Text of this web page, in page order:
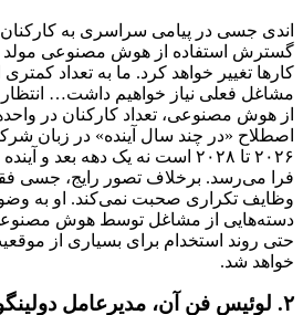
اندی جسی در پیامی سراسری به
گسترش استفاده از هوش مصنوعی مولد و
کارها تغییر خواهد کرد. ما به تعداد
مشاغل فعلی نیاز خواهیم داشت… انتظار
از هوش مصنوعی، تعداد کارکنان در
اصطلاح «در چند سال آینده» در زبان
۲۰۲۶ تا ۲۰۲۸ است نه یک دهه بعد و
فرا می‌رسد. برخلاف تصور رایج، جسی
وظایف تکراری صحبت نمی‌کند. او به
دسته‌هایی از مشاغل توسط هوش
حتی روند استخدام برای بسیاری از
خواهد شد.
۲. لوئیس فن آن، مدیرعامل